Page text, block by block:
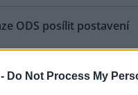
Do Not Process My
ODS posílit postavení
postoj dnes zaujala